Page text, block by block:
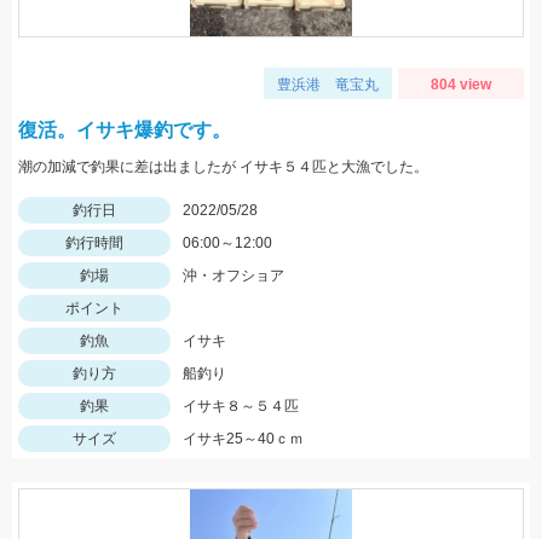
豊浜港 竜宝丸 804 view
復活。イサキ爆釣です。
潮の加減で釣果に差は出ましたが イサキ５４匹と大漁でした。
釣行日
2022/05/28
釣行時間
06:00～12:00
釣場
沖・オフショア
ポイント
釣魚
イサキ
釣り方
船釣り
釣果
イサキ８～５４匹
サイズ
イサキ25～40ｃｍ